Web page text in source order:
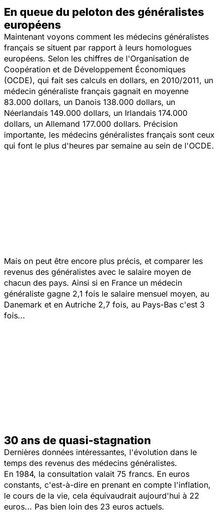
En queue du peloton des généralistes
européens
Maintenant voyons comment les médecins généralistes
français se situent par rapport à leurs homologues
européens. Selon les chiffres de l'Organisation de
Coopération et de Développement Économiques
(OCDE), qui fait ses calculs en dollars, en 2010/2011, un
médecin généraliste français gagnait en moyenne
83.000 dollars, un Danois 138.000 dollars, un
Néerlandais 149.000 dollars, un Irlandais 174.000
dollars, un Allemand 177.000 dollars. Précision
importante, les médecins généralistes français sont ceux
qui font le plus d'heures par semaine au sein de l'OCDE.
Mais on peut être encore plus précis, et comparer les
revenus des généralistes avec le salaire moyen de
chacun des pays. Ainsi si en France un médecin
généraliste gagne 2,1 fois le salaire mensuel moyen, au
Danemark et en Autriche 2,7 fois, au Pays-Bas c'est 3
fois...
30 ans de quasi-stagnation
Dernières données intéressantes, l'évolution dans le
temps des revenus des médecins généralistes.
En 1984, la consultation valait 75 francs. En euros
constants, c'est-à-dire en prenant en compte l'inflation,
le cours de la vie, cela équivaudrait aujourd'hui à 22
euros... Pas bien loin des 23 euros actuels.